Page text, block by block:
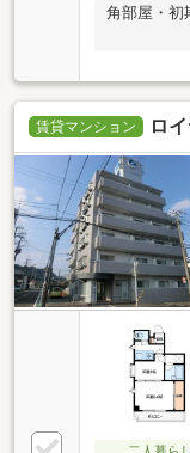
角部屋・初
賃貸マンション ロ